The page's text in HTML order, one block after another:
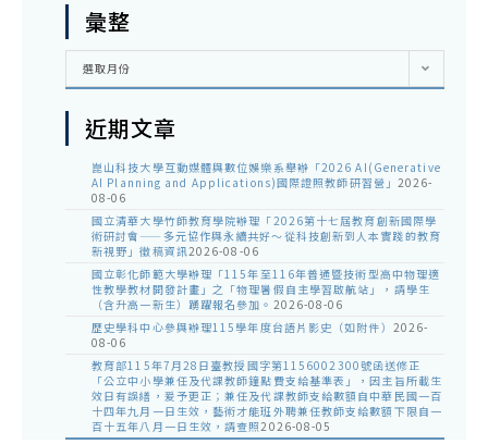
彙整
彙
選取月份
近期文章
崑山科技大學互動媒體與數位娛樂系舉辦「2026 AI(Generative
AI Planning and Applications)國際證照教師研習營」 2026-
08-06
國立清華大學竹師教育學院辦理「2026第十七屆教育創新國際學
術研討會——多元協作與永續共好～從科技創新到人本實踐的教育
新視野」徵稿資訊2026-08-06
國立彰化師範大學辦理「115年至116年普通暨技術型高中物理適
性教學教材開發計畫」之「物理暑假自主學習啟航站」，請學生
（含升高一新生）踴躍報名參加。 2026-08-06
歷史學科中心參與辦理115學年度台語片影史（如附件） 2026-
08-06
教育部115年7月28日臺教授國字第1156002300號函送修正
「公立中小學兼任及代課教師鐘點費支給基準表」，因主旨所載生
效日有誤繕，爰予更正；兼任及代課教師支給數額自中華民國一百
十四年九月一日生效，藝術才能班外聘兼任教師支給數額下限自一
百十五年八月一日生效，請查照2026-08-05